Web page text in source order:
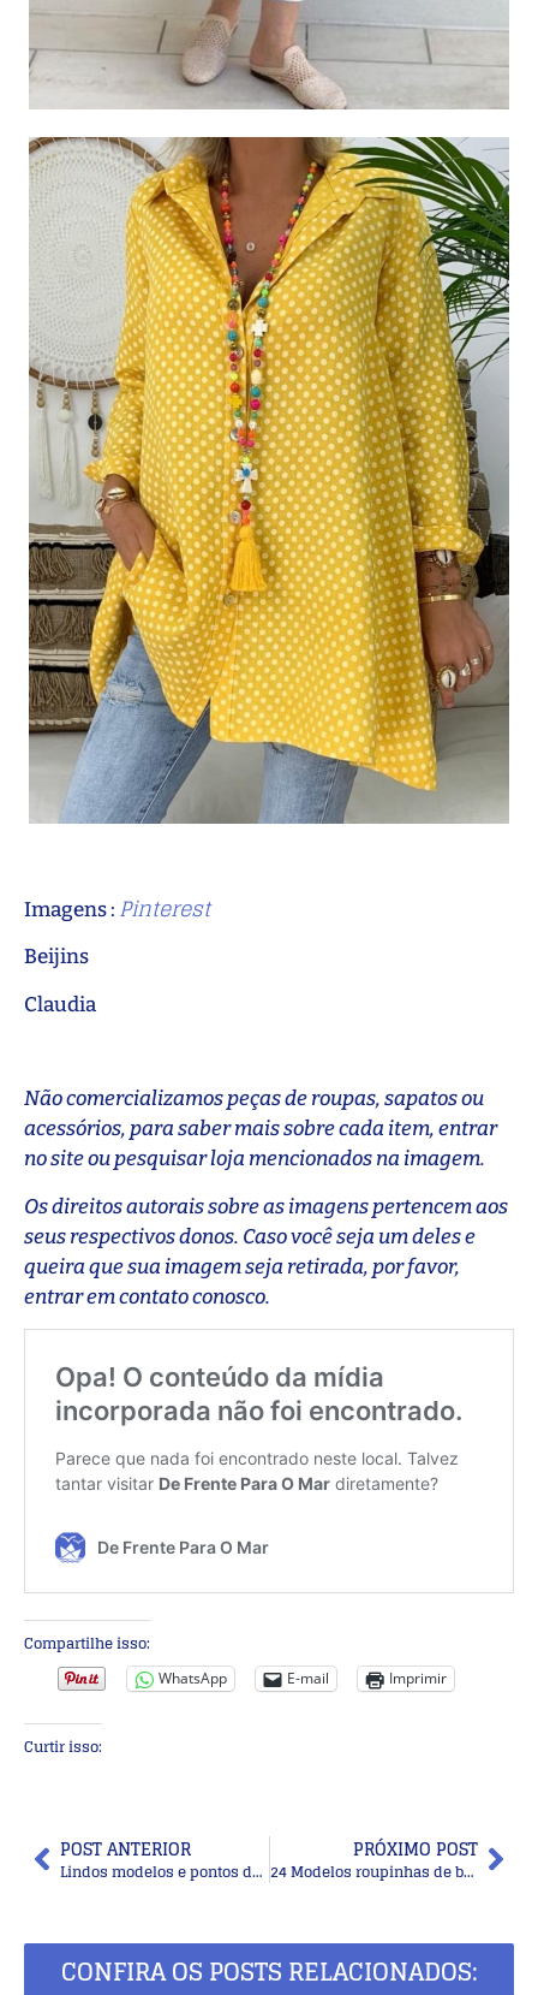
Imagens : Pinterest
Beijins
Claudia
Não comercializamos peças de roupas, sapatos ou
acessórios, para saber mais sobre cada item, entrar
no site ou pesquisar loja mencionados na imagem.
Os direitos autorais sobre as imagens pertencem aos
seus respectivos donos. Caso você seja um deles e
queira que sua imagem seja retirada, por favor,
entrar em contato conosco.
Compartilhe isso:
WhatsApp E-mail Imprimir
Curtir isso:
POST ANTERIOR
Lindos modelos e pontos de blusa de crochê para copiar
PRÓXIMO POST
24 Modelos roupinhas de bebê em crochê
CONFIRA OS POSTS RELACIONADOS: